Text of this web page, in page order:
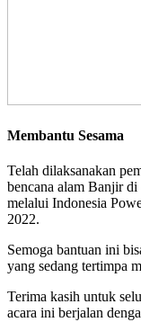
Membantu Sesama
Telah dilaksanakan
bencana alam Banjir
melalui Indonesia
2022.
Semoga bantuan ini
yang sedang tertimpa
Terima kasih untuk
acara ini berjalan